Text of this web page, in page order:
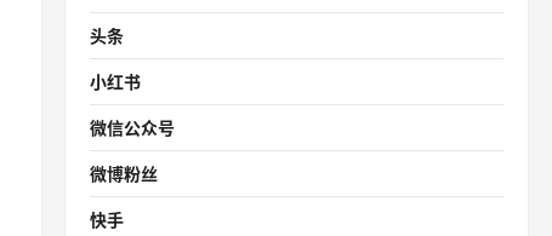
头条
小红书
微信公众号
微博粉丝
快手